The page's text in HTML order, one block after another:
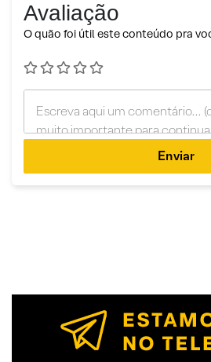
Avaliação
O quão foi útil este conteúdo pra
Enviar